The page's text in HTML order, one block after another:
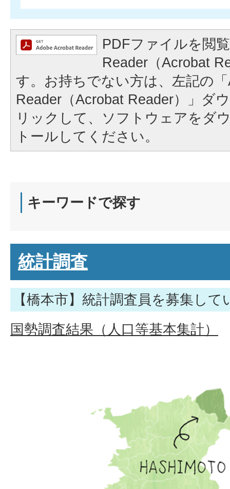
PDFファイルを閲
Reader（Acrobat
す。お持ちでない方は、左記の
Reader（Acrobat Reader）」ダ
リックして、ソフトウェアをダ
トールしてください。
キーワードで探す
統計調査
【橋本市】統計調査員を募集して
国勢調査結果（人口等基本集計）